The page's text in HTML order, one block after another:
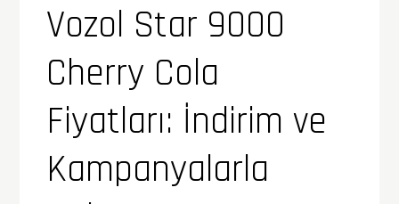
Vozol Star 9000
Cherry Cola
Fiyatları: İndirim ve
Kampanyalarla